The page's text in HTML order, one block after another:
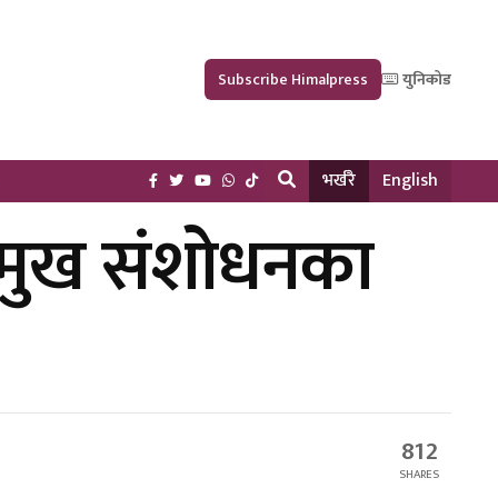
Subscribe Himalpress युनिकोड
भर्खरै English
संशोधनका
812
SHARES